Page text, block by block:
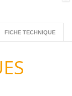
FICHE TECHNIQUE